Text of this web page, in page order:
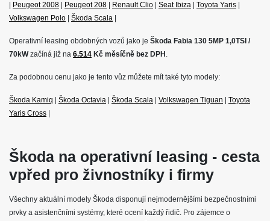
Peugeot 2008 Peugeot 208 Renault Clio Seat Ibiza Toyota Yaris
Volkswagen Polo
Škoda Scala
Operativní leasing obdobných vozů jako je Škoda Fabia 130 5MP 1,0TSI /
70kWzačíná již na 6.514 Kč měsíčně bez DPH .
Za podobnou cenu jako je tento vůz můžete mít také tyto modely:
Škoda Kamiq Škoda Octavia Škoda Scala Volkswagen Tiguan
Toyota
Yaris Cross
Škoda na operativní leasing - cesta
vpřed pro živnostníky i firmy
Všechny aktuální modely Škoda disponují nejmodernějšími bezpečnostními
prvky a asistenčními systémy, které ocení každý řidič. Pro zájemce o